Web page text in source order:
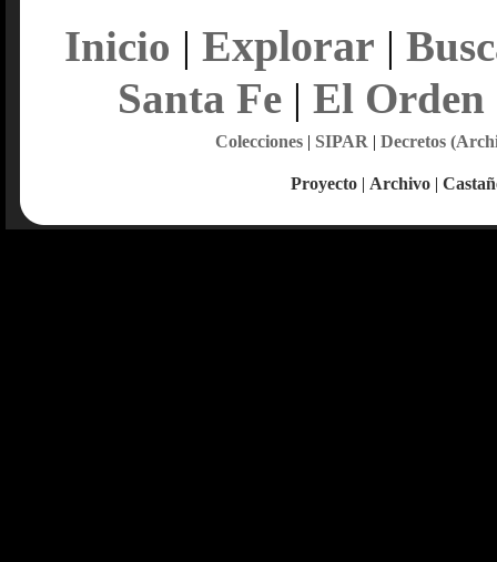
Inicio | Explorar |
Santa Fe| El Orden
Colecciones| SIPAR | Decretos
Proyecto | Archivo |